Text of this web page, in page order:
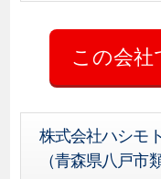
株式会社ハシモ
（青森県八戸市